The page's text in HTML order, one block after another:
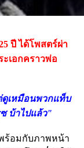
ปี ได้โพสตร์ผ่า
เอกคราวพ่อ
เหมือนพวกแท็บ
บ้าไปแล้ว"
ร้อมกับภาพหน้า